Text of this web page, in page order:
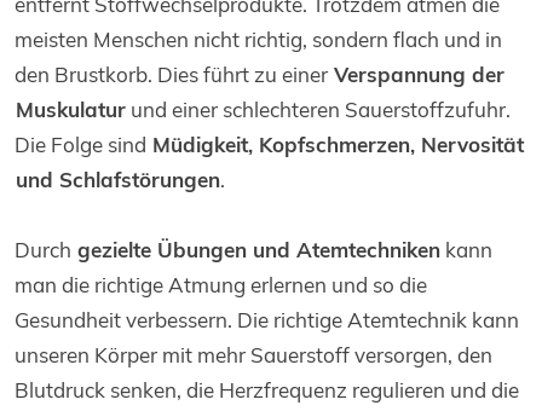
meisten Menschen nicht richtig, sondern flach und in
den Brustkorb. Dies führt zu einer Verspannung der
Muskulatur und einer schlechteren Sauerstoffzufuhr.
Die Folge sind Müdigkeit, Kopfschmerzen, Nervosität
und Schlafstörungen.
Durch gezielte Übungen und Atemtechniken kann
man die richtige Atmung erlernen und so die
Gesundheit verbessern. Die richtige Atemtechnik kann
unseren Körper mit mehr Sauerstoff versorgen, den
Blutdruck senken, die Herzfrequenz regulieren und die